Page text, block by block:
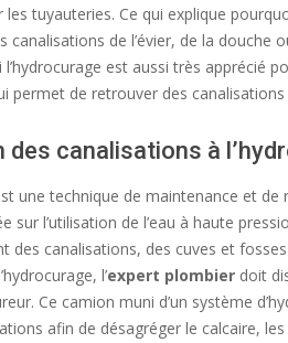
les tuyauteries. Ce qui explique
canalisations de l’évier, de la
l’hydrocurage est aussi très apprécié
permet de retrouver des canalisations
des canalisations à
une technique de maintenance et
sur l’utilisation de l’eau à haute
des canalisations, des cuves et
l’expert plombier doit
Ce camion muni d’un système
afin de désagréger le calcaire,